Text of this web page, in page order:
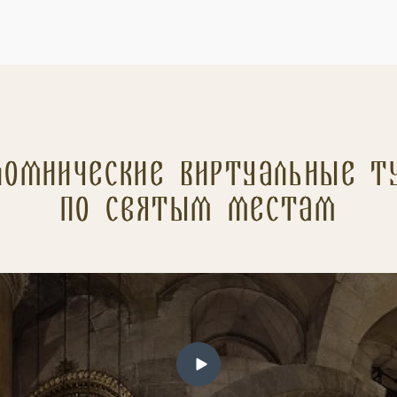
Виртуальные
по святым местам